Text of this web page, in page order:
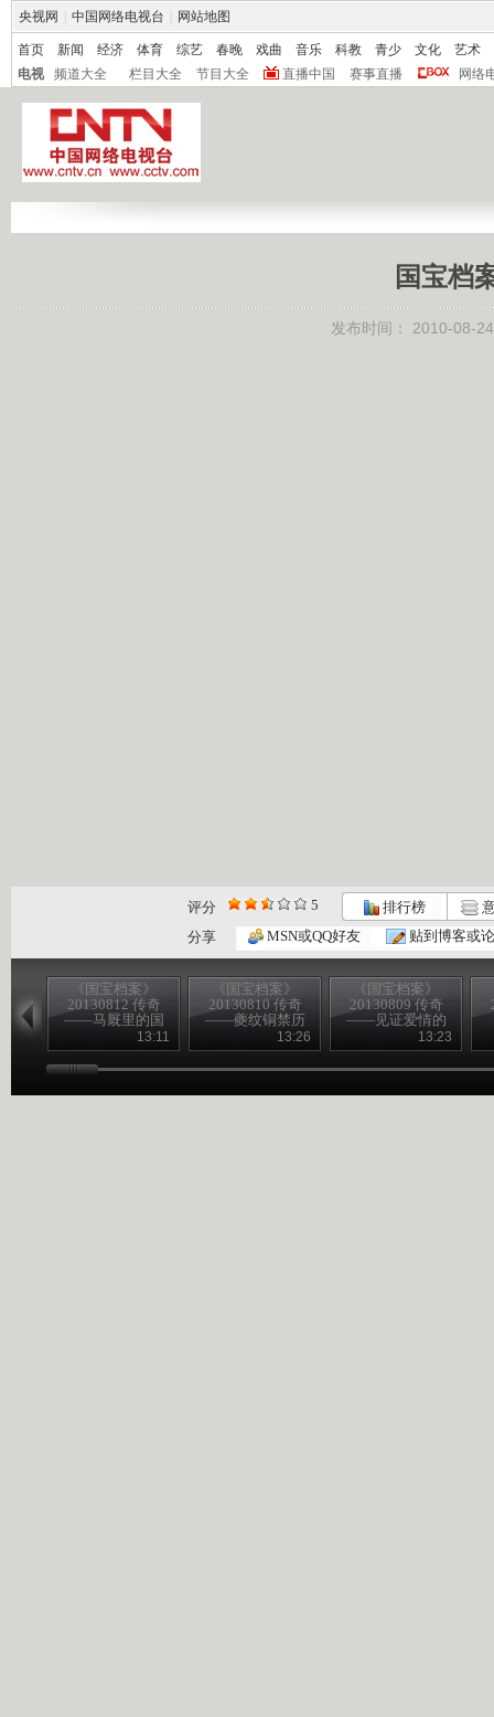
央视网 中国网络电视台 网站地图
首页 新闻 经济 体育 综艺 春晚 戏曲 音乐 科教 青少 文化
艺术
电视
频道大全 栏目大全 节目大全 直播中国 赛事直播 网络
国宝档
发布时间： 2010-08-
评分 5 排行榜
分享
MSN或QQ好友 贴到博客或
《国宝档案》
20130812 传奇
——马厩里的国
13:11
《国宝档案》
20130810 传奇
——夔纹铜禁历
13:26
《国宝档案》
20130809 传奇
——见证爱情的
13:23